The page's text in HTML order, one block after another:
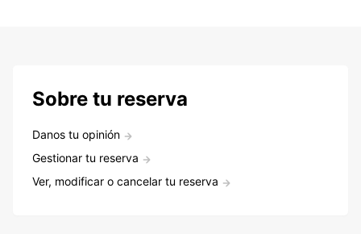
Sobre tu reserva
Danos tu opinión
Gestionar tu reserva
Ver, modificar o cancelar tu reserva